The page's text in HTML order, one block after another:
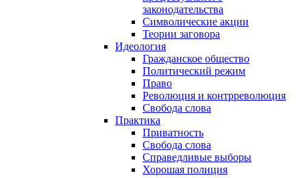
законодательства
Символические акции
Теории заговора
Идеология
Гражданское общество
Политический режим
Право
Революция и контрреволюция
Свобода слова
Практика
Приватность
Свобода слова
Справедливые выборы
Хорошая полиция